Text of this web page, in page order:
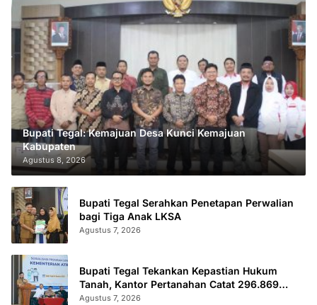
Bupati Tegal: Kemajuan Desa Kunci Kemajuan
Kabupaten
Agustus 8, 2026
Bupati Tegal Serahkan Penetapan Perwalian
bagi Tiga Anak LKSA
Agustus 7, 2026
Bupati Tegal Tekankan Kepastian Hukum
Tanah, Kantor Pertanahan Catat 296.869
Sertifikat Terbit
Agustus 7, 2026